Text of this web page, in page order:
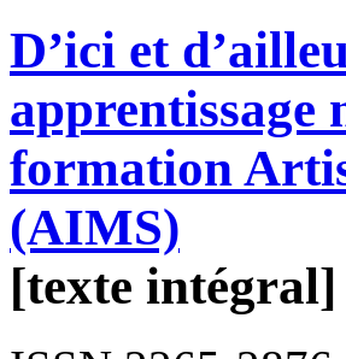
D’ici et
apprentissage
formation
(AIMS)
[texte intégral]